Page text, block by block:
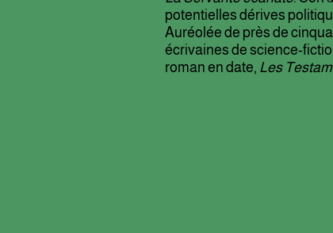
potentielles dérives
Auréolée de près de
écrivaines de science-
roman en date, Les